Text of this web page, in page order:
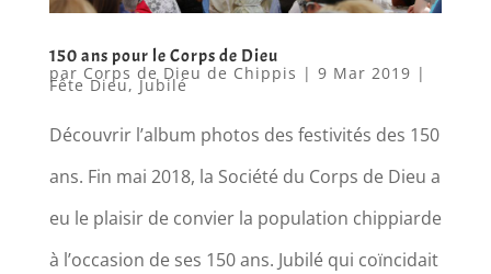
150 ans pour le Corps de Dieu
par Corps de Dieu de Chippis | 9 Mar 2019 |
Fête Dieu, Jubilé
Découvrir l’album photos des festivités des 150
ans. Fin mai 2018, la Société du Corps de Dieu a
eu le plaisir de convier la population chippiarde
à l’occasion de ses 150 ans. Jubilé qui coïncidait